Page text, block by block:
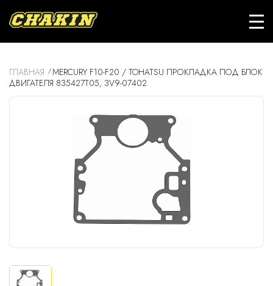
ГЛАВНАЯ
MERCURY F10-F20 / TOHATSU ПРОКЛАДКА ПОД БЛОК
ДВИГАТЕЛЯ 835427T05, 3V9-07402